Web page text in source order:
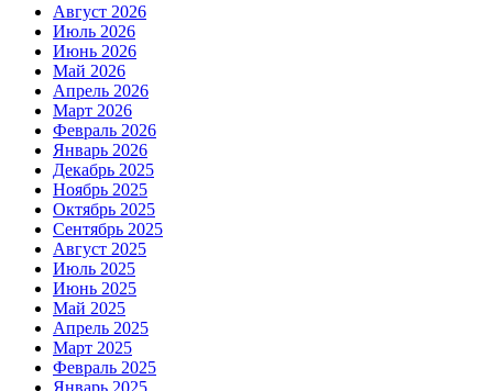
Август 2026
Июль 2026
Июнь 2026
Май 2026
Апрель 2026
Март 2026
Февраль 2026
Январь 2026
Декабрь 2025
Ноябрь 2025
Октябрь 2025
Сентябрь 2025
Август 2025
Июль 2025
Июнь 2025
Май 2025
Апрель 2025
Март 2025
Февраль 2025
Январь 2025